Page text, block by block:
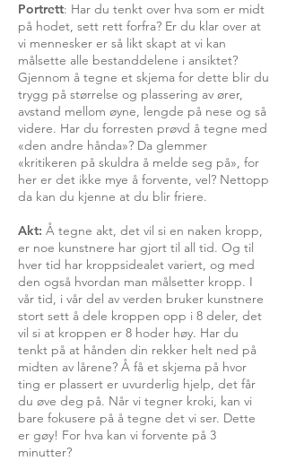
Portrett: Har du tenkt over hva som er midt
på hodet, sett rett forfra? Er du klar over at
vi mennesker er så likt skapt at vi kan
målsette alle bestanddelene i ansiktet?
Gjennom å tegne et skjema for dette blir du
trygg på størrelse og plassering av ører,
avstand mellom øyne, lengde på nese og så
videre. Har du forresten prøvd å tegne med
«den andre hånda»? Da glemmer
«kritikeren på skuldra å melde seg på», for
her er det ikke mye å forvente, vel? Nettopp
da kan du kjenne at du blir friere.
Akt: Å tegne akt, det vil si en naken kropp,
er noe kunstnere har gjort til all tid. Og til
hver tid har kroppsidealet variert, og med
den også hvordan man målsetter kropp. I
vår tid, i vår del av verden bruker kunstnere
stort sett å dele kroppen opp i 8 deler, det
vil si at kroppen er 8 hoder høy. Har du
tenkt på at hånden din rekker helt ned på
midten av lårene? Å få et skjema på hvor
ting er plassert er uvurderlig hjelp, det får
du øve deg på. Når vi tegner kroki, kan vi
bare fokusere på å tegne det vi ser. Dette
er gøy! For hva kan vi forvente på 3
minutter?